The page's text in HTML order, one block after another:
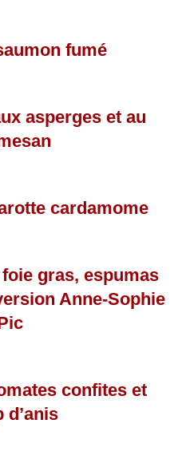
fumé
asperges et au
cardamome
gras, espumas
Anne-Sophie
confites et
d’anis